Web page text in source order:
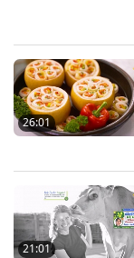
26:01
21:01